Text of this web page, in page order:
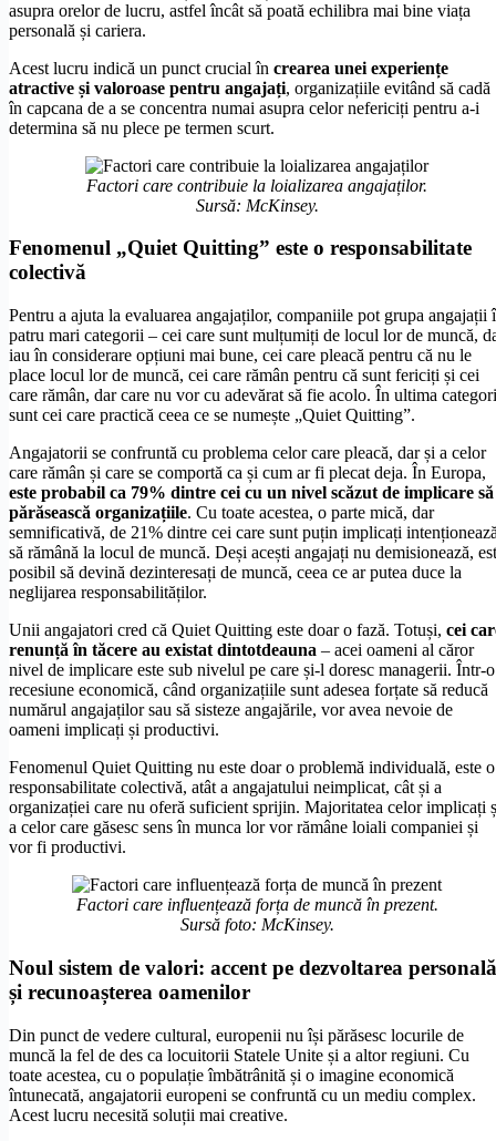
asupra orelor de lucru, astfel încât să poată echilibra mai bine viața
personală și cariera.
Acest lucru indică un punct crucial în crearea unei experiențe
atractive și valoroase pentru angajați, organizațiile evitând să cadă
în capcana de a se concentra numai asupra celor nefericiți pentru a-i
determina să nu plece pe termen scurt.
Factori care contribuie la loializarea angajaților.
Sursă: McKinsey.
Fenomenul „Quiet Quitting” este o responsabilitate
colectivă
Pentru a ajuta la evaluarea angajaților, companiile pot grupa angajații
patru mari categorii – cei care sunt mulțumiți de locul lor de muncă,
iau în considerare opțiuni mai bune, cei care pleacă pentru că nu le
place locul lor de muncă, cei care rămân pentru că sunt fericiți și cei
care rămân, dar care nu vor cu adevărat să fie acolo. În ultima
sunt cei care practică ceea ce se numește „Quiet Quitting”.
Angajatorii se confruntă cu problema celor care pleacă, dar și a celor
care rămân și care se comportă ca și cum ar fi plecat deja. În Europa,
este probabil ca 79% dintre cei cu un nivel scăzut de implicare să
părăsească organizațiile. Cu toate acestea, o parte mică, dar
semnificativă, de 21% dintre cei care sunt puțin implicați
să rămână la locul de muncă. Deși acești angajați nu demisionează,
posibil să devină dezinteresați de muncă, ceea ce ar putea duce la
neglijarea responsabilităților.
Unii angajatori cred că Quiet Quitting este doar o fază. Totuși, cei
renunță în tăcere au existat dintotdeauna – acei oameni al căror
nivel de implicare este sub nivelul pe care și-l doresc managerii. Într-o
recesiune economică, când organizațiile sunt adesea forțate să reducă
numărul angajaților sau să sisteze angajările, vor avea nevoie de
oameni implicați și productivi.
Fenomenul Quiet Quitting nu este doar o problemă individuală, este o
responsabilitate colectivă, atât a angajatului neimplicat, cât și a
organizației care nu oferă suficient sprijin. Majoritatea celor implicați
a celor care găsesc sens în munca lor vor rămâne loiali companiei și
vor fi productivi.
Factori care influențează forța de muncă în prezent.
Sursă foto: McKinsey.
Noul sistem de valori: accent pe dezvoltarea personală
și recunoașterea oamenilor
Din punct de vedere cultural, europenii nu își părăsesc locurile de
muncă la fel de des ca locuitorii Statele Unite și a altor regiuni. Cu
toate acestea, cu o populație îmbătrânită și o imagine economică
întunecată, angajatorii europeni se confruntă cu un mediu complex.
Acest lucru necesită soluții mai creative.